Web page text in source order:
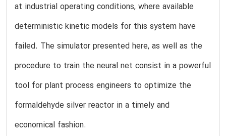
at industrial operating conditions, where available
deterministic kinetic models for this system have
failed. The simulator presented here, as well as the
procedure to train the neural net consist in a powerful
tool for plant process engineers to optimize the
formaldehyde silver reactor in a timely and
economical fashion.